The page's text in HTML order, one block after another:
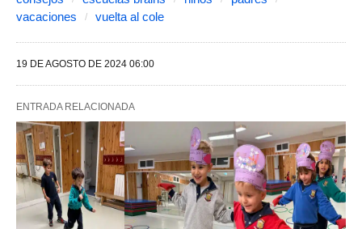
vacaciones
vuelta al cole
19 DE AGOSTO DE 2024 06:00
ENTRADA RELACIONADA